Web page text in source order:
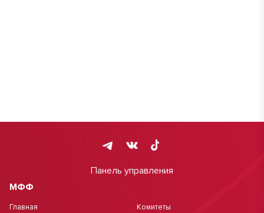
Панель управления
МФФ
Главная
Комитеты